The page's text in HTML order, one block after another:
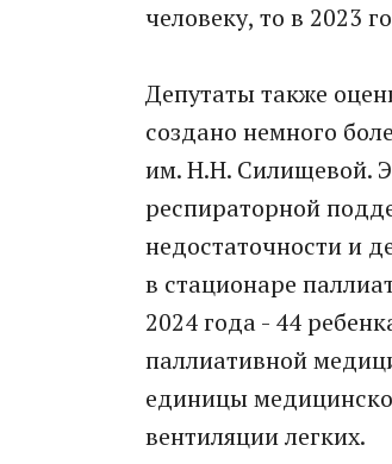
человеку, то в 2023
Депутаты также
создано немного
им. Н.Н. Силищевой.
респираторной
недостаточности и
в стационаре
2024 года - 44
паллиативной
единицы
вентиляции легких.